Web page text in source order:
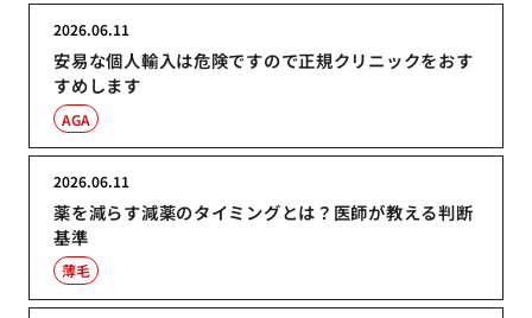
安易な個人輸入は危険ですので正規クリニックをおす
すめします
2026.06.11
AGA
薬を減らす減薬のタイミングとは？医師が教える判断
基準
2026.06.11
薄毛